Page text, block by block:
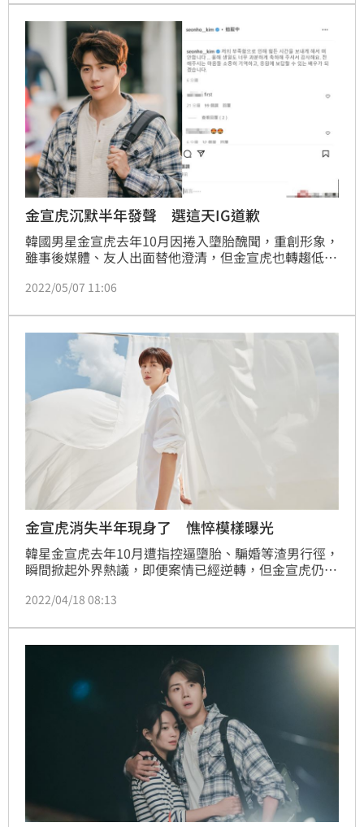
（20日）金宣虎出席舞台劇《Touching The Void》記
者會時，一拿到麥克風，話都還沒說就流淚了。
金宣虎沉默半年發聲 選這天IG道歉
韓國男星金宣虎去年10月因捲入墮胎醜聞，重創形象，
雖事後媒體、友人出面替他澄清，但金宣虎也轉趨低
在生日前夕他也睽違半年更新IG，再次向粉絲道歉，表
2022/05/07 11:06
金宣虎消失半年現身了 憔悴模樣曝光
韓星金宣虎去年10月遭指控逼墮胎、騙婚等渣男行徑，
瞬間掀起外界熱議，即便案情已經逆轉，但金宣虎仍選
《悲傷熱帶》，日前有民眾在泰國街頭捕獲野生的金宣
金宣虎在泰國機場的畫面，眾多粉絲到場送機，金宣虎
不斷鞠躬揮手，一度還比出手指愛心。林呈育報導
2022/04/18 08:13